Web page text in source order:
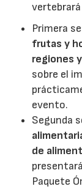
Primera
frutas y
regiones
sobre el
evento.
Segunda
de
Paquete